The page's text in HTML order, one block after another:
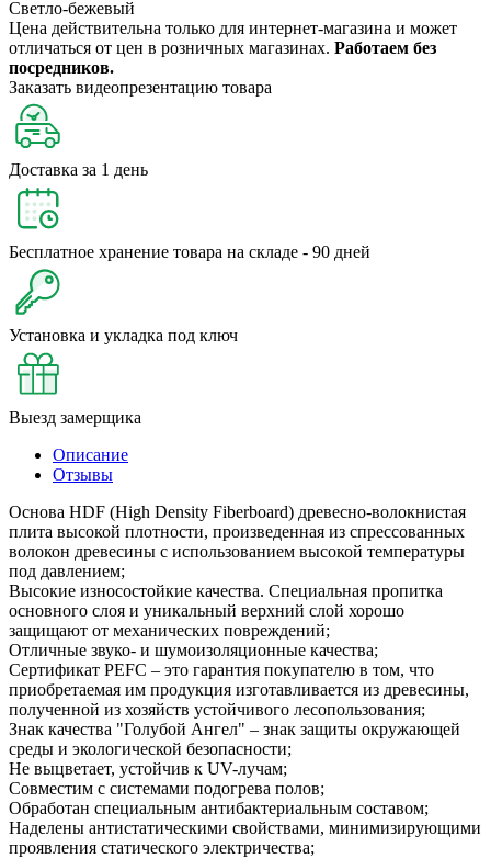
Светло-бежевый
Цена действительна только для интернет-магазина и может
отличаться от цен в розничных магазинах. Работаем без
посредников.
Заказать видеопрезентацию товара
Доставка за 1 день
Бесплатное хранение товара на складе - 90 дней
Установка и укладка под ключ
Выезд замерщика
Описание
Отзывы
Основа HDF (High Density Fiberboard) древесно-волокнистая
плита высокой плотности, произведенная из спрессованных
волокон древесины с использованием высокой температуры
под давлением;
Высокие износостойкие качества. Специальная пропитка
основного слоя и уникальный верхний слой хорошо
защищают от механических повреждений;
Отличные звуко- и шумоизоляционные качества;
Сертификат PEFC – это гарантия покупателю в том, что
приобретаемая им продукция изготавливается из древесины,
полученной из хозяйств устойчивого лесопользования;
Знак качества "Голубой Ангел" – знак защиты окружающей
среды и экологической безопасности;
Не выцветает, устойчив к UV-лучам;
Совместим с системами подогрева полов;
Обработан специальным антибактериальным составом;
Наделены антистатическими свойствами, минимизирующими
проявления статического электричества;